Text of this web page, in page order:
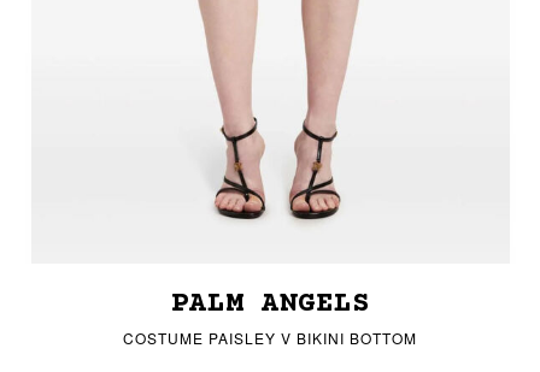
PALM ANGELS
COSTUME PAISLEY V BIKINI BOTTOM